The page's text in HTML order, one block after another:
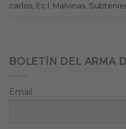
carlos Ec I Malvinas
BOLETÍN DEL ARMA
Email